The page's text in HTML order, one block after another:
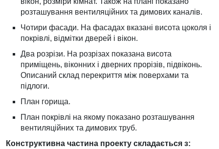
розташування вентиляційних та димових каналів.
Чотири фасади. На фасадах вказані висота цоколя і
покрівлі, відмітки дверей і вікон.
Два розрізи. На розрізах показана висота
приміщень, віконних і дверних прорізів, підвіконь.
Описаний склад перекриття між поверхами та
підлоги.
План горища.
План покрівлі на якому показано розташування
вентиляційних та димових труб.
Конструктивна частина проекту складається з: